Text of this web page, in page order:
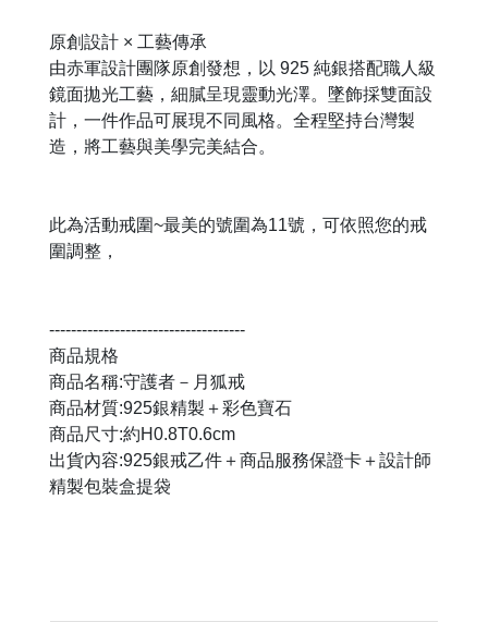
原創設計 × 工藝傳承
由赤軍設計團隊原創發想，以 925 純銀搭配職人級
鏡面拋光工藝，細膩呈現靈動光澤。墜飾採雙面設
計，一件作品可展現不同風格。全程堅持台灣製
造，將工藝與美學完美結合。
此為活動戒圍~最美的號圍為11號，可依照您的戒
圍調整，
------------------------------------
商品規格
商品名稱:守護者－月狐戒
商品材質:925銀精製＋彩色寶石
商品尺寸:約H0.8T0.6cm
出貨內容:925銀戒乙件＋商品服務保證卡＋設計師
精製包裝盒提袋